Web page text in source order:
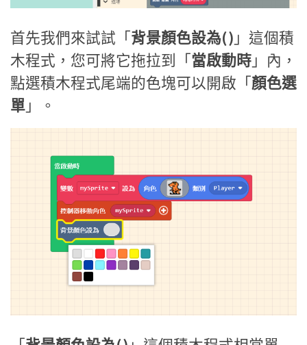
首先我們來試試「 背景顏色設為( ) 」這個積
木程式，您可將它拖拉到「 當啟動時 」內，
點選積木程式尾端的色塊可以開啟「 顏色選
單 」。